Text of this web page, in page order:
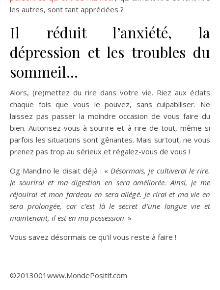
les autres, sont tant appréciées ?
Il réduit l’anxiété, la
dépression et les troubles du
sommeil…
Alors, (re)mettez du rire dans votre vie. Riez aux éclats
chaque fois que vous le pouvez, sans culpabiliser. Ne
laissez pas passer la moindre occasion de vous faire du
bien. Autorisez-vous à sourire et à rire de tout, même si
parfois les situations sont gênantes. Mais surtout, ne vous
prenez pas trop au sérieux et régalez-vous de vous !
Og Mandino le disait déjà : « Désormais, je cultiverai le rire.
Je sourirai et ma digestion en sera améliorée. Ainsi, je me
réjouirai et mon fardeau en sera allégé. Je rirai et ma vie en
sera prolongée, car c’est là le secret d’une longue vie et
maintenant, il est en ma possession. »
Vous savez désormais ce qu’il vous reste à faire !
©2013001www.MondePositif.com